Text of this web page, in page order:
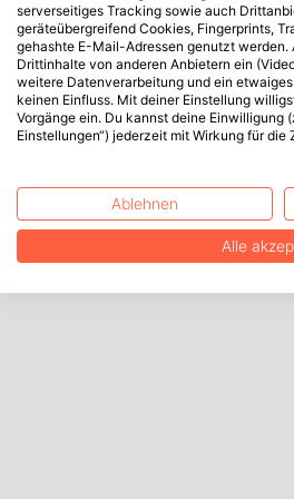
serverseitiges Tracking sowie auch
geräteübergreifend Cookies, Fingerprints,
gehashte E-Mail-Adressen genutzt
Drittinhalte von anderen Anbietern ein
weitere Datenverarbeitung und ein
keinen Einfluss. Mit deiner Einstellung
Vorgänge ein. Du kannst deine Einwilligung
Einstellungen“) jederzeit mit Wirkung für
Ablehnen
Alle